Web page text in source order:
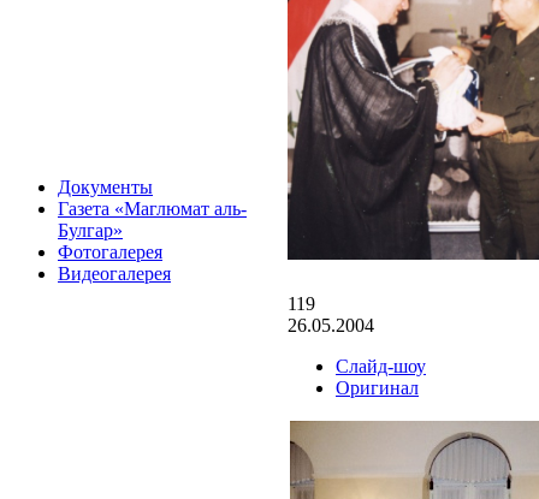
Документы
Газета «Маглюмат аль-
Булгар»
Фотогалерея
Видеогалерея
119
26.05.2004
Слайд-шоу
Оригинал